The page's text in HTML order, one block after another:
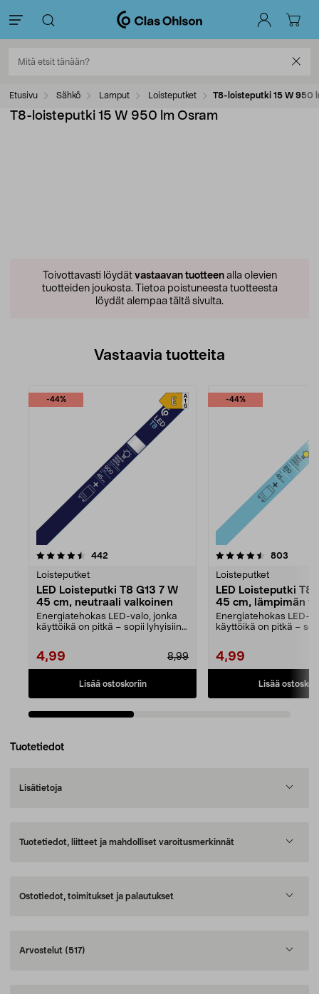
Etusivu Sähkö Lamput Loisteputket T8-loisteputki 15 W 950
T8-loisteputki 15 W 950 lm Osram
Toivottavasti löydät vastaavan tuotteenalla olevien
tuotteiden joukosta. Tietoa poistuneesta tuotteesta
löydät alempaa tältä sivulta.
Vastaavia tuotteita
-44%
442
Loisteputket
LED Loisteputki T8 G13 7 W
45 cm, neutraali valkoinen
Energiatehokas LED-valo, jonka
käyttöikä on pitkä – sopii lyhyisiin
8,99
4,99
Lisää ostoskoriin
-44%
4.5viidestä
803
Loisteputket
LED Loisteputki T8
45 cm, lämpimän
Energiatehokas LED-
käyttöikä on pitkä –
4,99
Lisää
4.5viidestä
Tuotetiedot
Lisätietoja
Tuotetiedot, liitteet ja mahdolliset varoitusmerkinnät
Ostotiedot, toimitukset ja palautukset
Arvostelut (517)